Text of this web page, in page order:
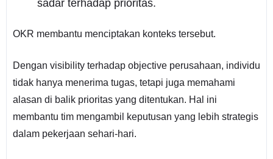
sadar terhadap prioritas.
OKR membantu menciptakan konteks tersebut.
Dengan visibility terhadap objective perusahaan, individu
tidak hanya menerima tugas, tetapi juga memahami
alasan di balik prioritas yang ditentukan. Hal ini
membantu tim mengambil keputusan yang lebih strategis
dalam pekerjaan sehari-hari.